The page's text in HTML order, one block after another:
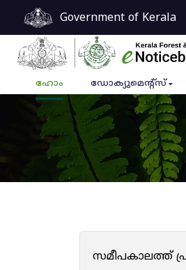
Government of Kerala
ഹോം ഡോക്യുമെൻ്റ്സ്
സമീപകാലത്ത്